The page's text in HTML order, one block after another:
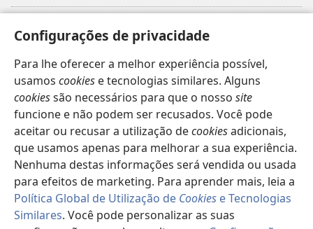
Configurações de privacidade
Para lhe oferecer a melhor experiência possível,
usamos cookies e tecnologias similares. Alguns
cookiessão necessários para que o nosso site
funcione e não podem ser recusados. Você pode
aceitar ou recusar a utilização decookiesadicionais,
que usamos apenas para melhorar a sua experiência.
Nenhuma destas informações será vendida ou usada
para efeitos de marketing. Para aprender mais, leia a
Política Global de Utilização de Cookies e Tecnologias
Similares. Você pode personalizar as suas
(abre
uma
nova
janela)
BibliotecaOnline da Torre de Vigia™
(abre
uma
nova
janela)
JW Hub
(abre
uma
nova JW Library
Watchtower Library